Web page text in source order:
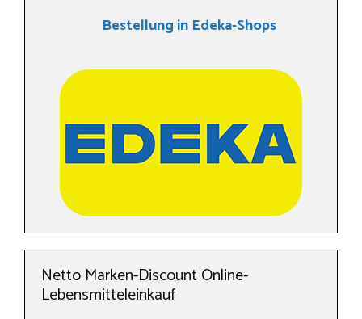
Bestellung in Edeka-Shops
Netto Marken-Discount Online-
Lebensmitteleinkauf